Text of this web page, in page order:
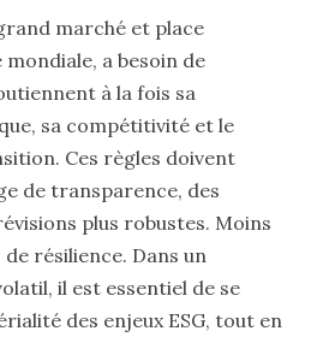
marché et place
a besoin de
à la fois sa
sa compétitivité et le
Ces règles doivent
de transparence, des
plus robustes. Moins
de résilience. Dans un
il est essentiel de se
des enjeux ESG, tout en